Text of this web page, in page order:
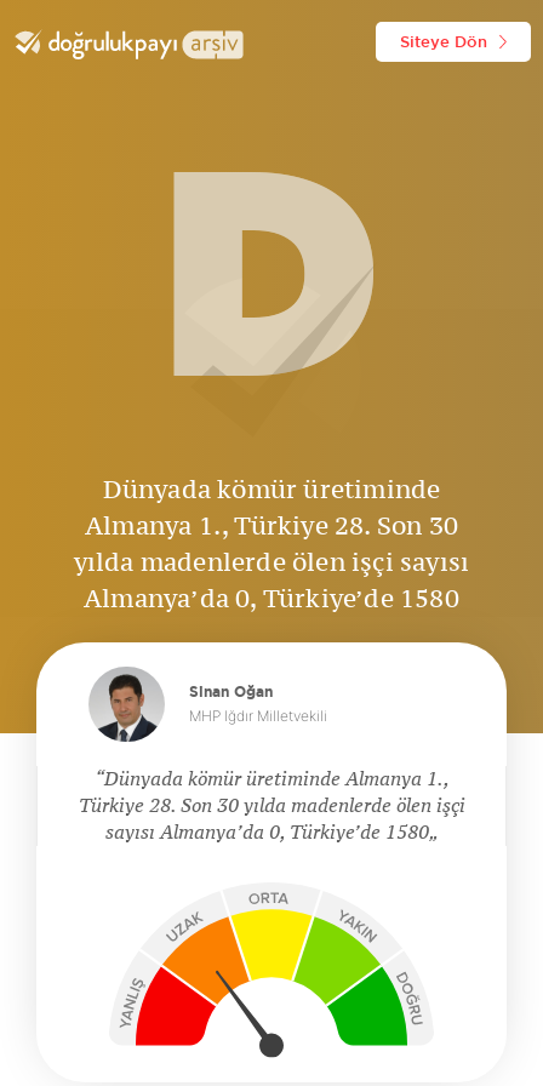
Siteye Dön
D
Dünyada kömür üretiminde
Almanya 1., Türkiye 28. Son 30
yılda madenlerde ölen işçi sayısı
Almanya’da 0, Türkiye’de 1580
Sinan Oğan
MHP Iğdır Milletvekili
Dünyada kömür üretiminde Almanya 1.,
Türkiye 28. Son 30 yılda madenlerde ölen işçi
sayısı Almanya’da 0, Türkiye’de 1580